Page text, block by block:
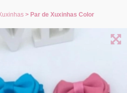
> Par de Xuxinhas Color